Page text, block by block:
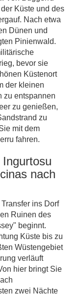
Küste und des
Nach etwa
Dünen und
Pinienwald.
bevor sie
Küstenort
der kleinen
zu entspannen
zu genießen,
zu
mit dem
fahren.
nach
ins Dorf
Ruinen des
beginnt.
Küste bis zu
Wüstengebiet
verläuft
hier bringt Sie
zwei Nächte